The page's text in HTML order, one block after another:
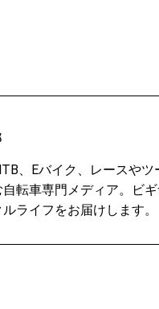
、Eバイク、レースやツ
転車専門メディア。ビ
ライフをお届けします。